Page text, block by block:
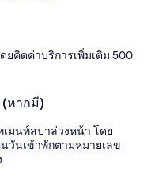
ยคิดค่าบริการเพิ่มเติม 500
(หากมี)
มนท์สปาล่วงหน้า โดย
วันเข้าพักตามหมายเลข